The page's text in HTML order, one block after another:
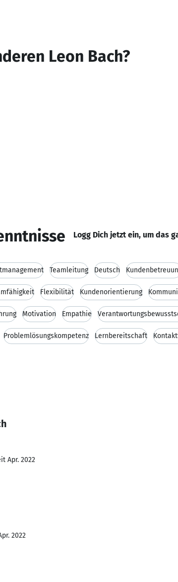
Leon Bach?
Logg Dich jetzt ein, um das
Teamleitung Deutsch
Flexibilität Kundenorientierung
Motivation Empathie
Problemlösungskompetenz Lernbereitschaft
Apr. 2022
2022